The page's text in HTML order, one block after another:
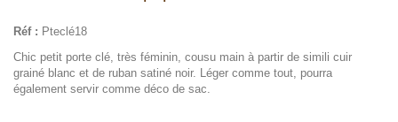
Réf : Pteclé18
Chic petit porte clé, très féminin, cousu main à partir de simili cuir
grainé blanc et de ruban satiné noir. Léger comme tout, pourra
également servir comme déco de sac.